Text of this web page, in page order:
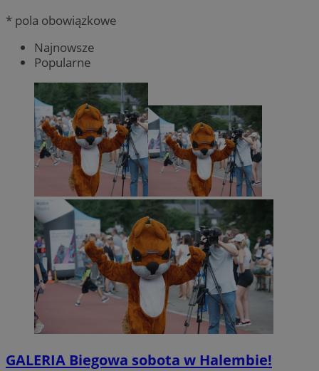
* pola obowiązkowe
Najnowsze
Popularne
GALERIA Biegowa sobota w Halembie!